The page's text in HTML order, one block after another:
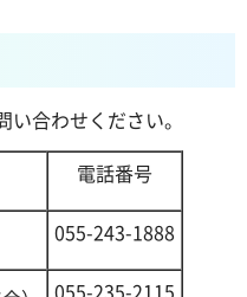
合わせください。
電話番号
055-243-1888